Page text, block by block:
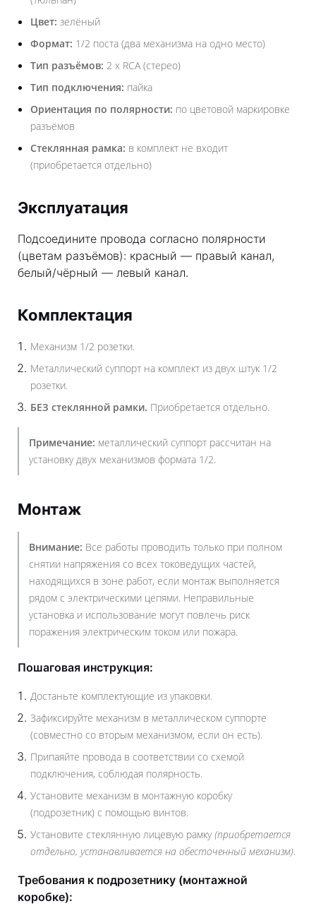
Цвет: зелёный
Формат: 1/2 поста (два механизма на одно место)
Тип разъёмов: 2 х RCA (стерео)
Тип подключения: пайка
Ориентация по полярности: по цветовой маркировке
разъёмов
Стеклянная рамка: в комплект не входит
(приобретается отдельно)
Эксплуатация
Подсоедините провода согласно полярности
(цветам разъёмов): красный — правый канал,
белый/чёрный — левый канал.
Комплектация
Механизм 1/2 розетки.
Металлический суппорт на комплект из двух штук 1/2
розетки.
БЕЗ стеклянной рамки. Приобретается отдельно.
Примечание: металлический суппорт рассчитан на
установку двух механизмов формата 1/2.
Монтаж
Внимание: Все работы проводить только при полном
снятии напряжения со всех токоведущих частей,
находящихся в зоне работ, если монтаж выполняется
рядом с электрическими цепями. Неправильные
установка и использование могут повлечь риск
поражения электрическим током или пожара.
Пошаговая инструкция:
Достаньте комплектующие из упаковки.
Зафиксируйте механизм в металлическом суппорте
(совместно со вторым механизмом, если он есть).
Припаяйте провода в соответствии со схемой
подключения, соблюдая полярность.
Установите механизм в монтажную коробку
(подрозетник) с помощью винтов.
Установите стеклянную лицевую рамку(приобретается
отдельно, устанавливается на обесточенный механизм).
Требования к подрозетнику (монтажной
коробке):